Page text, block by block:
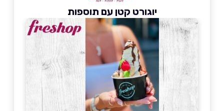
יוגורט קטן עם תוספות